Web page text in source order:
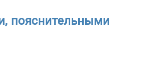
пояснительными